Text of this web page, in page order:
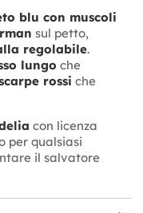
blu con muscoli
sul petto,
regolabile.
lungo che
rossi che
con licenza
per qualsiasi
il salvatore